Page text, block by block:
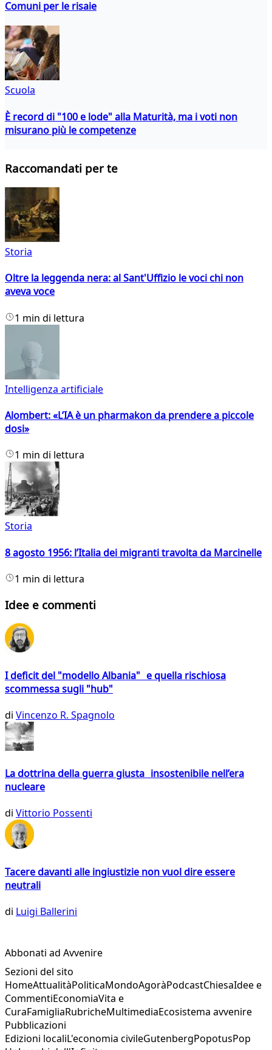
Comuni per le risaie
Scuola
È record di "100 e lode" alla Maturità, ma i voti non
misurano più le competenze
Raccomandati per te
Storia
Oltre la leggenda nera: al Sant'Uffizio le voci chi non
aveva voce
1 min di lettura
Intelligenza artificiale
Alombert: «L’IA è un pharmakon da prendere a piccole
dosi»
1 min di lettura
Storia
8 agosto 1956: l’Italia dei migranti travolta da Marcinelle
1 min di lettura
Idee e commenti
I deficit del "modello Albania" e quella rischiosa
scommessa sugli "hub"
di Vincenzo R. Spagnolo
La dottrina della guerra giusta insostenibile nell’era
nucleare
di Vittorio Possenti
Tacere davanti alle ingiustizie non vuol dire essere
neutrali
di Luigi Ballerini
Abbonati ad Avvenire
Sezioni del sito
HomeAttualitàPoliticaMondoAgoràPodcastChiesaIdee e
CommentiEconomiaVita e
CuraFamigliaRubricheMultimediaEcosistema avvenire
Pubblicazioni
Edizioni localiL'economia civileGutenbergPopotusPop